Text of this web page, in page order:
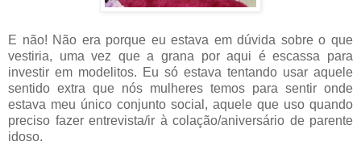
E não! Não era porque eu estava em dúvida sobre o que
vestiria, uma vez que a grana por aqui é escassa para
investir em modelitos. Eu só estava tentando usar aquele
sentido extra que nós mulheres temos para sentir onde
estava meu único conjunto social, aquele que uso quando
preciso fazer entrevista/ir à colação/aniversário de parente
idoso.